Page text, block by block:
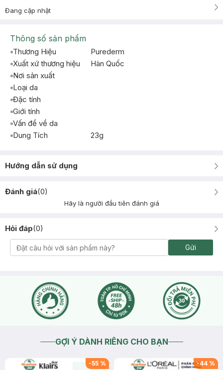
Đang cập nhật
Thông số sản phẩm
Thương Hiệu
Purederm
Xuất xứ thương hiệu
Hàn Quốc
Nơi sản xuất
Loại da
Đặc tính
Giới tính
Vấn đề về da
Dung Tích
23g
Hướng dẫn sử dụng
Đánh giá(0)
Hãy là người đầu tiên đánh giá
Hỏi đáp(0)
Gửi
GỢI Ý DÀNH RIÊNG CHO BẠN
-55 % -44 %